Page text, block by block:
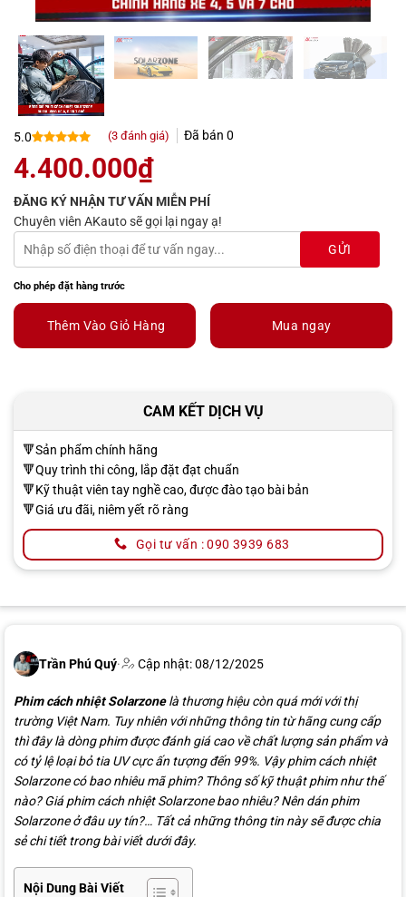
5.0
5.0 trên 5
dựa trên
(3đánh giá) Đã bán 0
4.400.000₫
ĐĂNG KÝ NHẬN TƯ VẤN MIỄN PHÍ
Chuyên viên AKauto sẽ gọi lại ngay ạ!
Cho phép đặt hàng trước
Thêm Vào Giỏ Hàng Mua ngay
CAM KẾT DỊCH VỤ
🔻Sản phẩm chính hãng
🔻Quy trình thi công, lắp đặt đạt chuẩn
🔻Kỹ thuật viên tay nghề cao, được đào tạo bài bản
🔻Giá ưu đãi, niêm yết rõ ràng
Gọi tư vấn : 090 3939 683
Trần Phú Quý· Cập nhật: 08/12/2025
Phim cách nhiệt Solarzonelà thương hiệu còn quá mới với thị
trường Việt Nam. Tuy nhiên với những thông tin từ hãng cung cấp
thì đây là dòng phim được đánh giá cao về chất lượng sản phẩm và
có tỷ lệ loại bỏ tia UV cực ấn tượng đến 99%. Vậy phim cách nhiệt
Solarzone có bao nhiêu mã phim? Thông số kỹ thuật phim như thế
nào? Giá phim cách nhiệt Solarzone bao nhiêu? Nên dán phim
Solarzone ở đâu uy tín?… Tất cả những thông tin này sẽ được chia
sẻ chi tiết trong bài viết dưới đây.
Nội Dung Bài Viết